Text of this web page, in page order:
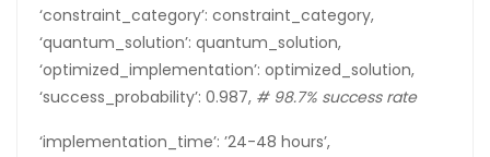
‘constraint_category’: constraint_category,
‘quantum_solution’: quantum_solution,
‘optimized_implementation’: optimized_solution,
‘success_probability’: 0.987, # 98.7% success rate
‘implementation_time’: ’24-48 hours’,